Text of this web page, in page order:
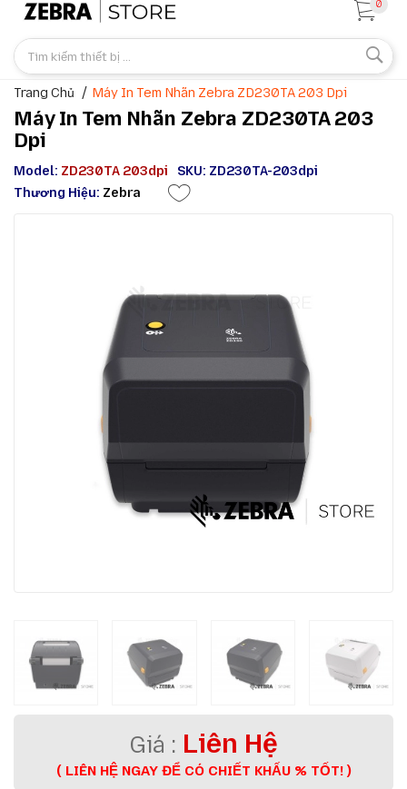
0
Trang Chủ Máy In Tem Nhãn Zebra ZD230TA 203 Dpi
Máy In Tem Nhãn Zebra ZD230TA 203
Dpi
Model: ZD230TA 203dpi
SKU: ZD230TA-203dpi
Thương Hiệu: Zebra
Liên Hệ
( LIÊN HỆ NGAY ĐỂ CÓ CHIẾT KHẤU % TỐT! )